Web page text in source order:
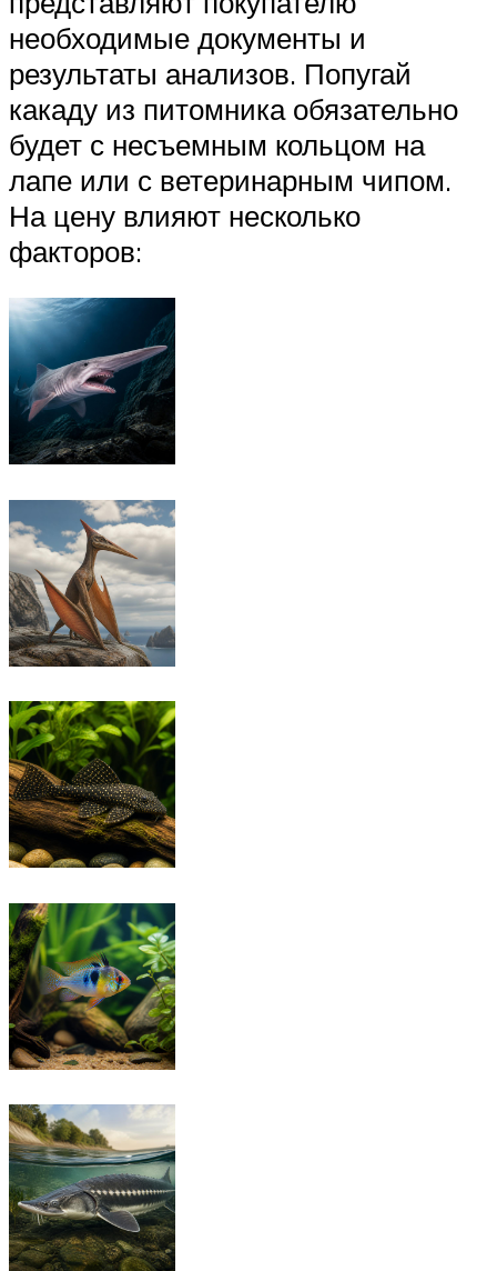
необходимые документы и
результаты анализов. Попугай
какаду из питомника обязательно
будет с несъемным кольцом на
лапе или с ветеринарным чипом.
На цену влияют несколько
факторов: